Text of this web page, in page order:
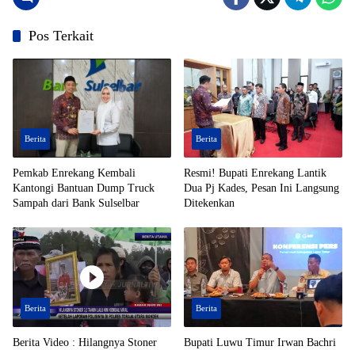
Pos Terkait
Berita
Pemkab Enrekang Kembali
Kantongi Bantuan Dump Truck
Sampah dari Bank Sulselbar
Berita
Resmi! Bupati Enrekang Lantik
Dua Pj Kades, Pesan Ini Langsung
Ditekenkan
Berita
Berita Video : Hilangnya Stoner
Berita
Bupati Luwu Timur Irwan Bachri